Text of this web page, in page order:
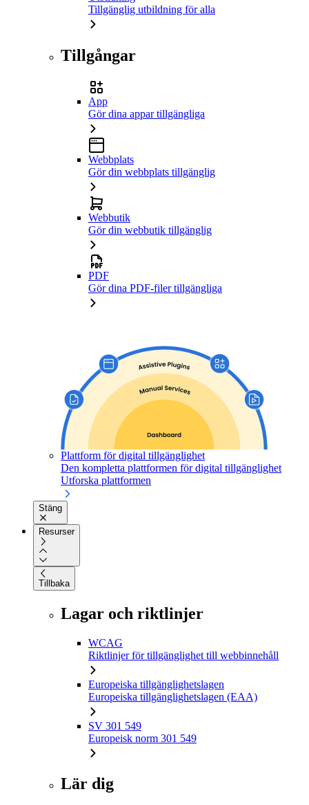
Tillgänglig utbildning för alla
Tillgångar
App
Gör dina appar tillgängliga
Webbplats
Gör din webbplats tillgänglig
Webbutik
Gör din webbutik tillgänglig
PDF
Gör dina PDF-filer tillgängliga
Plattform för digital tillgänglighet
Den kompletta plattformen för digital tillgänglighet
Utforska plattformen
Stäng
Resurser
Tillbaka
Lagar och riktlinjer
WCAG
Riktlinjer för tillgänglighet till webbinnehåll
Europeiska tillgänglighetslagen
Europeiska tillgänglighetslagen (EAA)
SV 301 549
Europeisk norm 301 549
Lär dig